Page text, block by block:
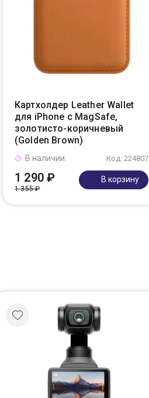
Картхолдер Leather Wallet
для iPhone с MagSafe,
золотисто-коричневый
(Golden Brown)
Код: 224807
В наличии
1 290 ₽
1 355 ₽
В корзину